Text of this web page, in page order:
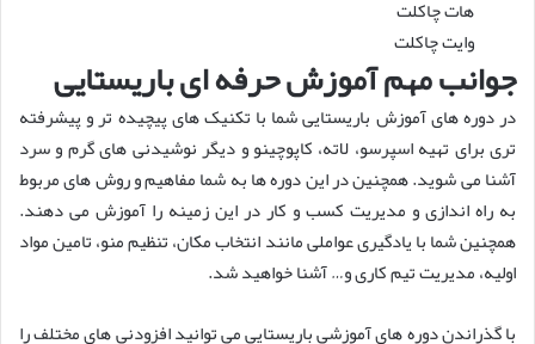
هات چاکلت
وایت چاکلت
جوانب مهم آموزش حرفه ای باریستایی
در دوره های آموزش باریستایی شما با تکنیک های پیچیده تر و پیشرفته
تری برای تهیه اسپرسو، لاته، کاپوچینو و دیگر نوشیدنی های گرم و سرد
آشنا می شوید. همچنین در این دوره ها به شما مفاهیم و روش های مربوط
به راه اندازی و مدیریت کسب و کار در این زمینه را آموزش می دهند.
همچنین شما با یادگیری عواملی مانند انتخاب مکان، تنظیم منو، تامین مواد
اولیه، مدیریت تیم کاری و… آشنا خواهید شد.
با گذراندن دوره های آموزشی باریستایی می توانید افزودنی های مختلف را